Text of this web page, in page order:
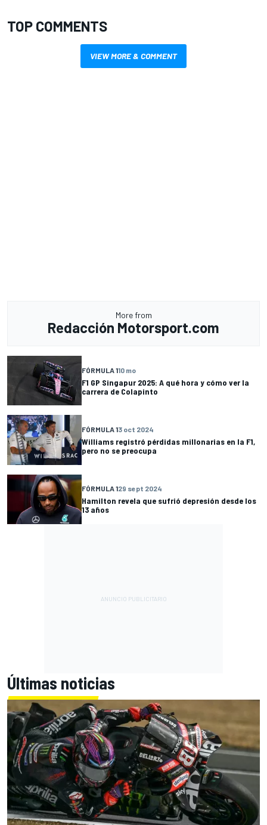
TOP COMMENTS
VIEW MORE & COMMENT
More from
Redacción Motorsport.com
FÓRMULA 110 mo
F1 GP Singapur 2025: A qué hora y cómo ver la
carrera de Colapinto
FÓRMULA 13 oct 2024
Williams registró pérdidas millonarias en la F1,
pero no se preocupa
FÓRMULA 129 sept 2024
Hamilton revela que sufrió depresión desde los
13 años
Últimas noticias